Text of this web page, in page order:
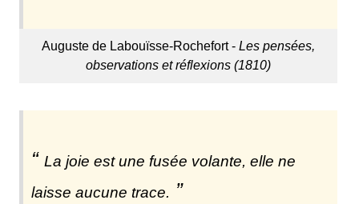
Auguste de Labouïsse-Rochefort - Les pensées,
observations et réflexions (1810)
La joie est une fusée volante, elle ne
laisse aucune trace.